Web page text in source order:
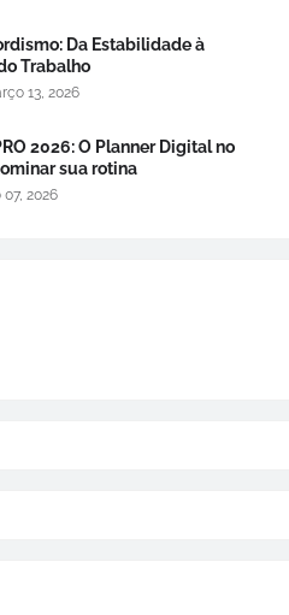
Da Estabilidade à
Trabalho
13, 2026
2026: O Planner Digital no
sua rotina
2026